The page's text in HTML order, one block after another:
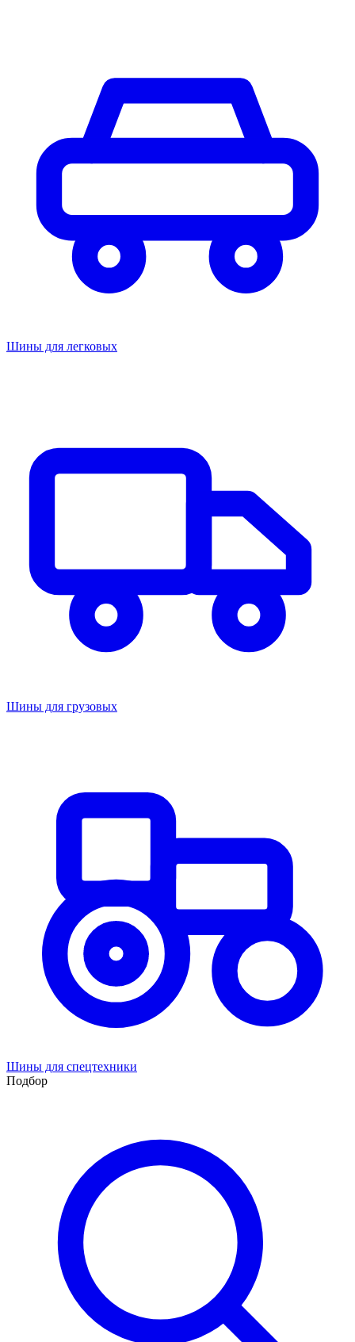
Шины для легковых
Шины для грузовых
Шины для спецтехники
Подбор